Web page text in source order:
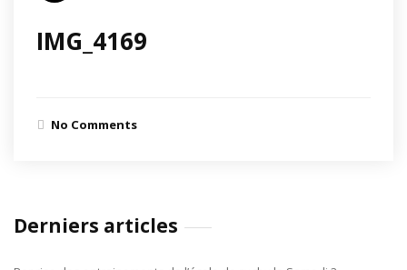
IMG_4169
No Comments
Derniers articles